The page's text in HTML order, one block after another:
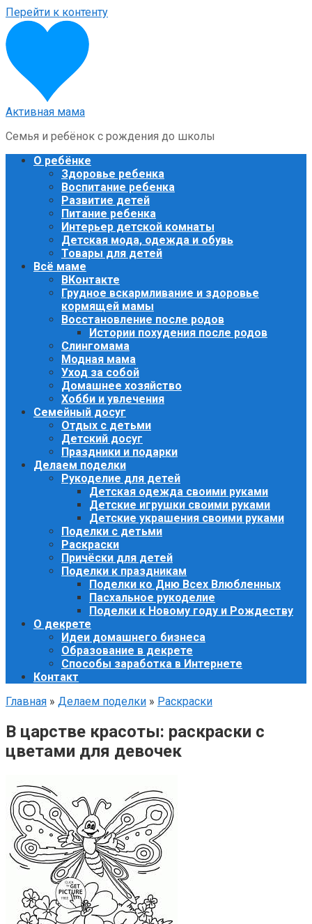
Перейти к контенту
Активная мама
Семья и ребёнок с рождения до школы
О ребёнке
Здоровье ребенка
Воспитание ребенка
Развитие детей
Питание ребенка
Интерьер детской комнаты
Детская мода, одежда и обувь
Товары для детей
Всё маме
ВКонтакте
Грудное вскармливание и здоровье
кормящей мамы
Восстановление после родов
Истории похудения после родов
Слингомама
Модная мама
Уход за собой
Домашнее хозяйство
Хобби и увлечения
Семейный досуг
Отдых с детьми
Детский досуг
Праздники и подарки
Делаем поделки
Рукоделие для детей
Детская одежда своими руками
Детские игрушки своими руками
Детские украшения своими руками
Поделки с детьми
Раскраски
Причёски для детей
Поделки к праздникам
Поделки ко Дню Всех Влюбленных
Пасхальное рукоделие
Поделки к Новому году и Рождеству
О декрете
Идеи домашнего бизнеса
Образование в декрете
Способы заработка в Интернете
Контакт
Главная » Делаем поделки » Раскраски
В царстве красоты: раскраски с
цветами для девочек